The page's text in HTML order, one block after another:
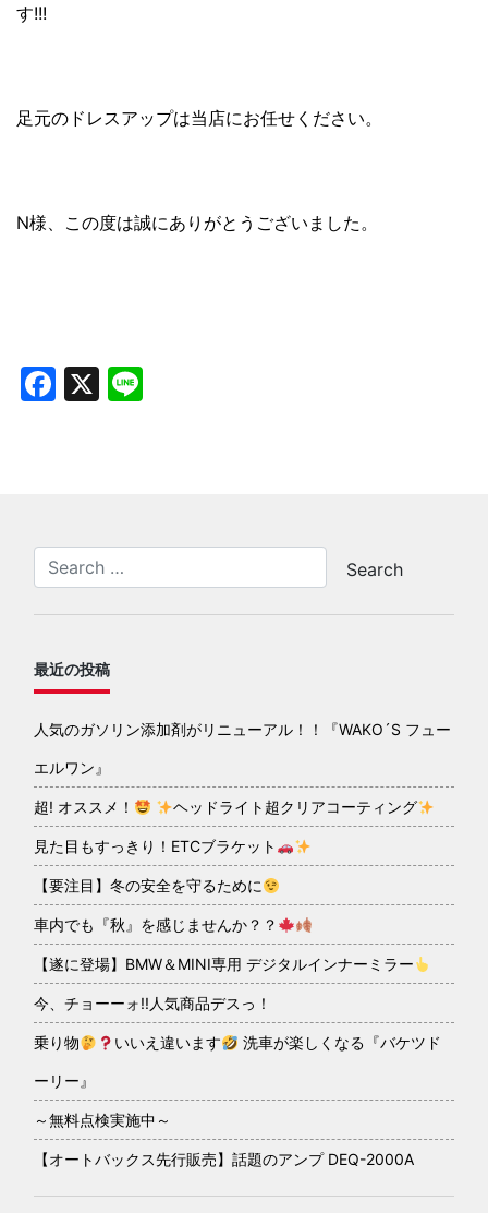
す!!!
足元のドレスアップは当店にお任せください。
N様、この度は誠にありがとうございました。
Facebook
X
最近の投稿
人気のガソリン添加剤がリニューアル！！『WAKO´S フュー
エルワン』
超! オススメ！ ヘッドライト超クリアコーティング
見た目もすっきり！ETCブラケット
【要注目】冬の安全を守るために
車内でも『秋』を感じませんか？？
【遂に登場】BMW＆MINI専用 デジタルインナーミラー
今、チョーーォ!!人気商品デスっ！
乗り物 いいえ違います 洗車が楽しくなる『バケツド
ーリー』
～無料点検実施中～
【オートバックス先行販売】話題のアンプ DEQ-2000A